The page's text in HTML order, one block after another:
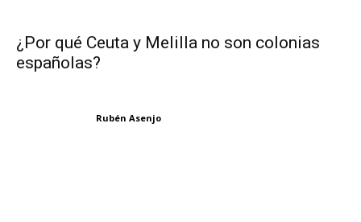
¿Por qué Ceuta y Melilla no son colonias
españolas?
Rubén Asenjo